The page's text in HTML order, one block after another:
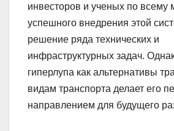
инвесторов и ученых по всему
успешного внедрения этой
решение ряда технических и
инфраструктурных задач.
гиперлупа как альтернативы
видам транспорта делает его
направлением для будущего